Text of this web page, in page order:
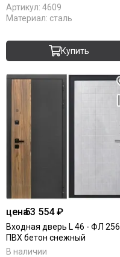
Артикул: 4609
Материал: сталь
Купить
цена53 554 ₽
Входная дверь L 46 - ФЛ 256
ПВХ бетон снежный
В наличии